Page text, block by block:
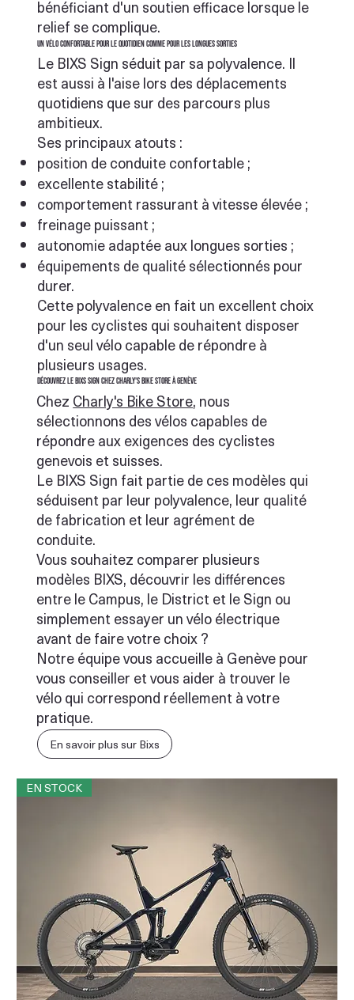
bénéficiant d'un soutien efficace lorsque le
relief se complique.
Un vélo confortable pour le quotidien comme pour les longues sorties
Le BIXS Sign séduit par sa polyvalence. Il
est aussi à l'aise lors des déplacements
quotidiens que sur des parcours plus
ambitieux.
Ses principaux atouts :
position de conduite confortable ;
excellente stabilité ;
comportement rassurant à vitesse élevée ;
freinage puissant ;
autonomie adaptée aux longues sorties ;
équipements de qualité sélectionnés pour
durer.
Cette polyvalence en fait un excellent choix
pour les cyclistes qui souhaitent disposer
d'un seul vélo capable de répondre à
plusieurs usages.
Découvrez le BIXS Sign chez Charly's Bike Store à Genève
Chez Charly's Bike Store, nous
sélectionnons des vélos capables de
répondre aux exigences des cyclistes
genevois et suisses.
Le BIXS Sign fait partie de ces modèles qui
séduisent par leur polyvalence, leur qualité
de fabrication et leur agrément de
conduite.
Vous souhaitez comparer plusieurs
modèles BIXS, découvrir les différences
entre le Campus, le District et le Sign ou
simplement essayer un vélo électrique
avant de faire votre choix ?
Notre équipe vous accueille à Genève pour
vous conseiller et vous aider à trouver le
vélo qui correspond réellement à votre
pratique.
En savoir plus sur Bixs
EN STOCK